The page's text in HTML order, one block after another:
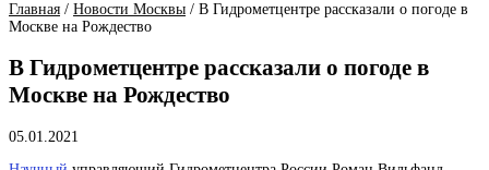
Главная / Новости Москвы / В Гидрометцентре рассказали о погоде в
Москве на Рождество
В Гидрометцентре рассказали о погоде в
Москве на Рождество
05.01.2021